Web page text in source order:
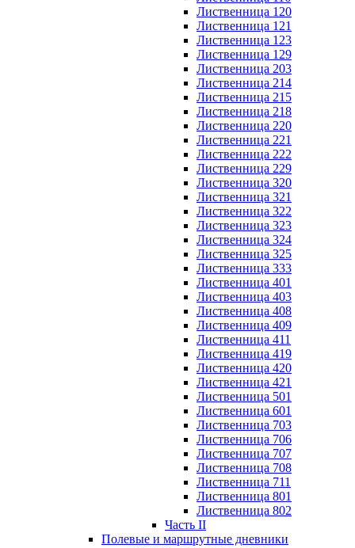
Лиственница 120
Лиственница 121
Лиственница 123
Лиственница 129
Лиственница 203
Лиственница 214
Лиственница 215
Лиственница 218
Лиственница 220
Лиственница 221
Лиственница 222
Лиственница 229
Лиственница 320
Лиственница 321
Лиственница 322
Лиственница 323
Лиственница 324
Лиственница 325
Лиственница 333
Лиственница 401
Лиственница 403
Лиственница 408
Лиственница 409
Лиственница 411
Лиственница 419
Лиственница 420
Лиственница 421
Лиственница 501
Лиственница 601
Лиственница 703
Лиственница 706
Лиственница 707
Лиственница 708
Лиственница 711
Лиственница 801
Лиственница 802
Часть II
Полевые и маршрутные дневники